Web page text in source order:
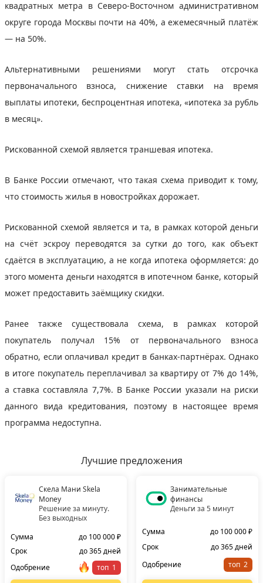
квадратных метра в Северо-Восточном административном
округе города Москвы почти на 40%, а ежемесячный платёж
— на 50%.
Альтернативными решениями могут стать отсрочка
первоначального взноса, снижение ставки на время
выплаты ипотеки, беспроцентная ипотека, «ипотека за рубль
в месяц».
Рискованной схемой является траншевая ипотека.
В Банке России отмечают, что такая схема приводит к тому,
что стоимость жилья в новостройках дорожает.
Рискованной схемой является и та, в рамках которой деньги
на счёт эскроу переводятся за сутки до того, как объект
сдаётся в эксплуатацию, а не когда ипотека оформляется: до
этого момента деньги находятся в ипотечном банке, который
может предоставить заёмщику скидки.
Ранее также существовала схема, в рамках которой
покупатель получал 15% от первоначального взноса
обратно, если оплачивал кредит в банках-партнёрах. Однако
в итоге покупатель переплачивал за квартиру от 7% до 14%,
а ставка составляла 7,7%. В Банке России указали на риски
данного вида кредитования, поэтому в настоящее время
программа недоступна.
Лучшие предложения
Скела Мани Skela
Money
Решение за минуту.
Без выходных
Сумма
до 100 000 ₽
Срок
до 365 дней
Одобрение
топ
Занимательные
финансы
Деньги за 5 минут
Сумма
до 100 000 ₽
Срок
до 365 дней
Одобрение
топ